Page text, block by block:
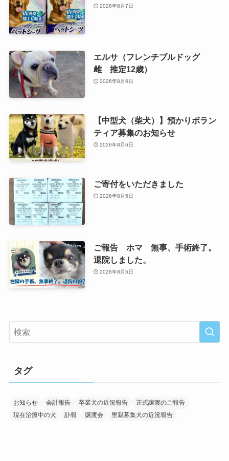
2026年8月7日
エルサ（フレンチブルドッグ
雌 推定12歳）
2026年8月6日
【中型犬（柴犬）】預かりボラン
ティア募集のお知らせ
2026年8月6日
ご寄付をいただきました
2026年8月5日
ご報告 ホマ 無事、手術終了。
退院しました。
2026年8月5日
タグ
お知らせ 会計報告 卒業犬の近況報告
正式譲渡のご報告
現在治療中の犬
訃報 譲渡会 里親募集犬の近況報告